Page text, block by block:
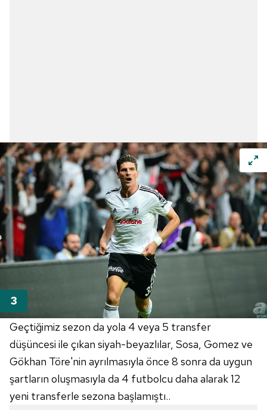
Geçtiğimiz sezon da yola 4 veya 5 transfer
düşüncesi ile çıkan siyah-beyazlılar, Sosa, Gomez ve
Gökhan Töre'nin ayrılmasıyla önce 8 sonra da uygun
şartların oluşmasıyla da 4 futbolcu daha alarak 12
yeni transferle sezona başlamıştı..